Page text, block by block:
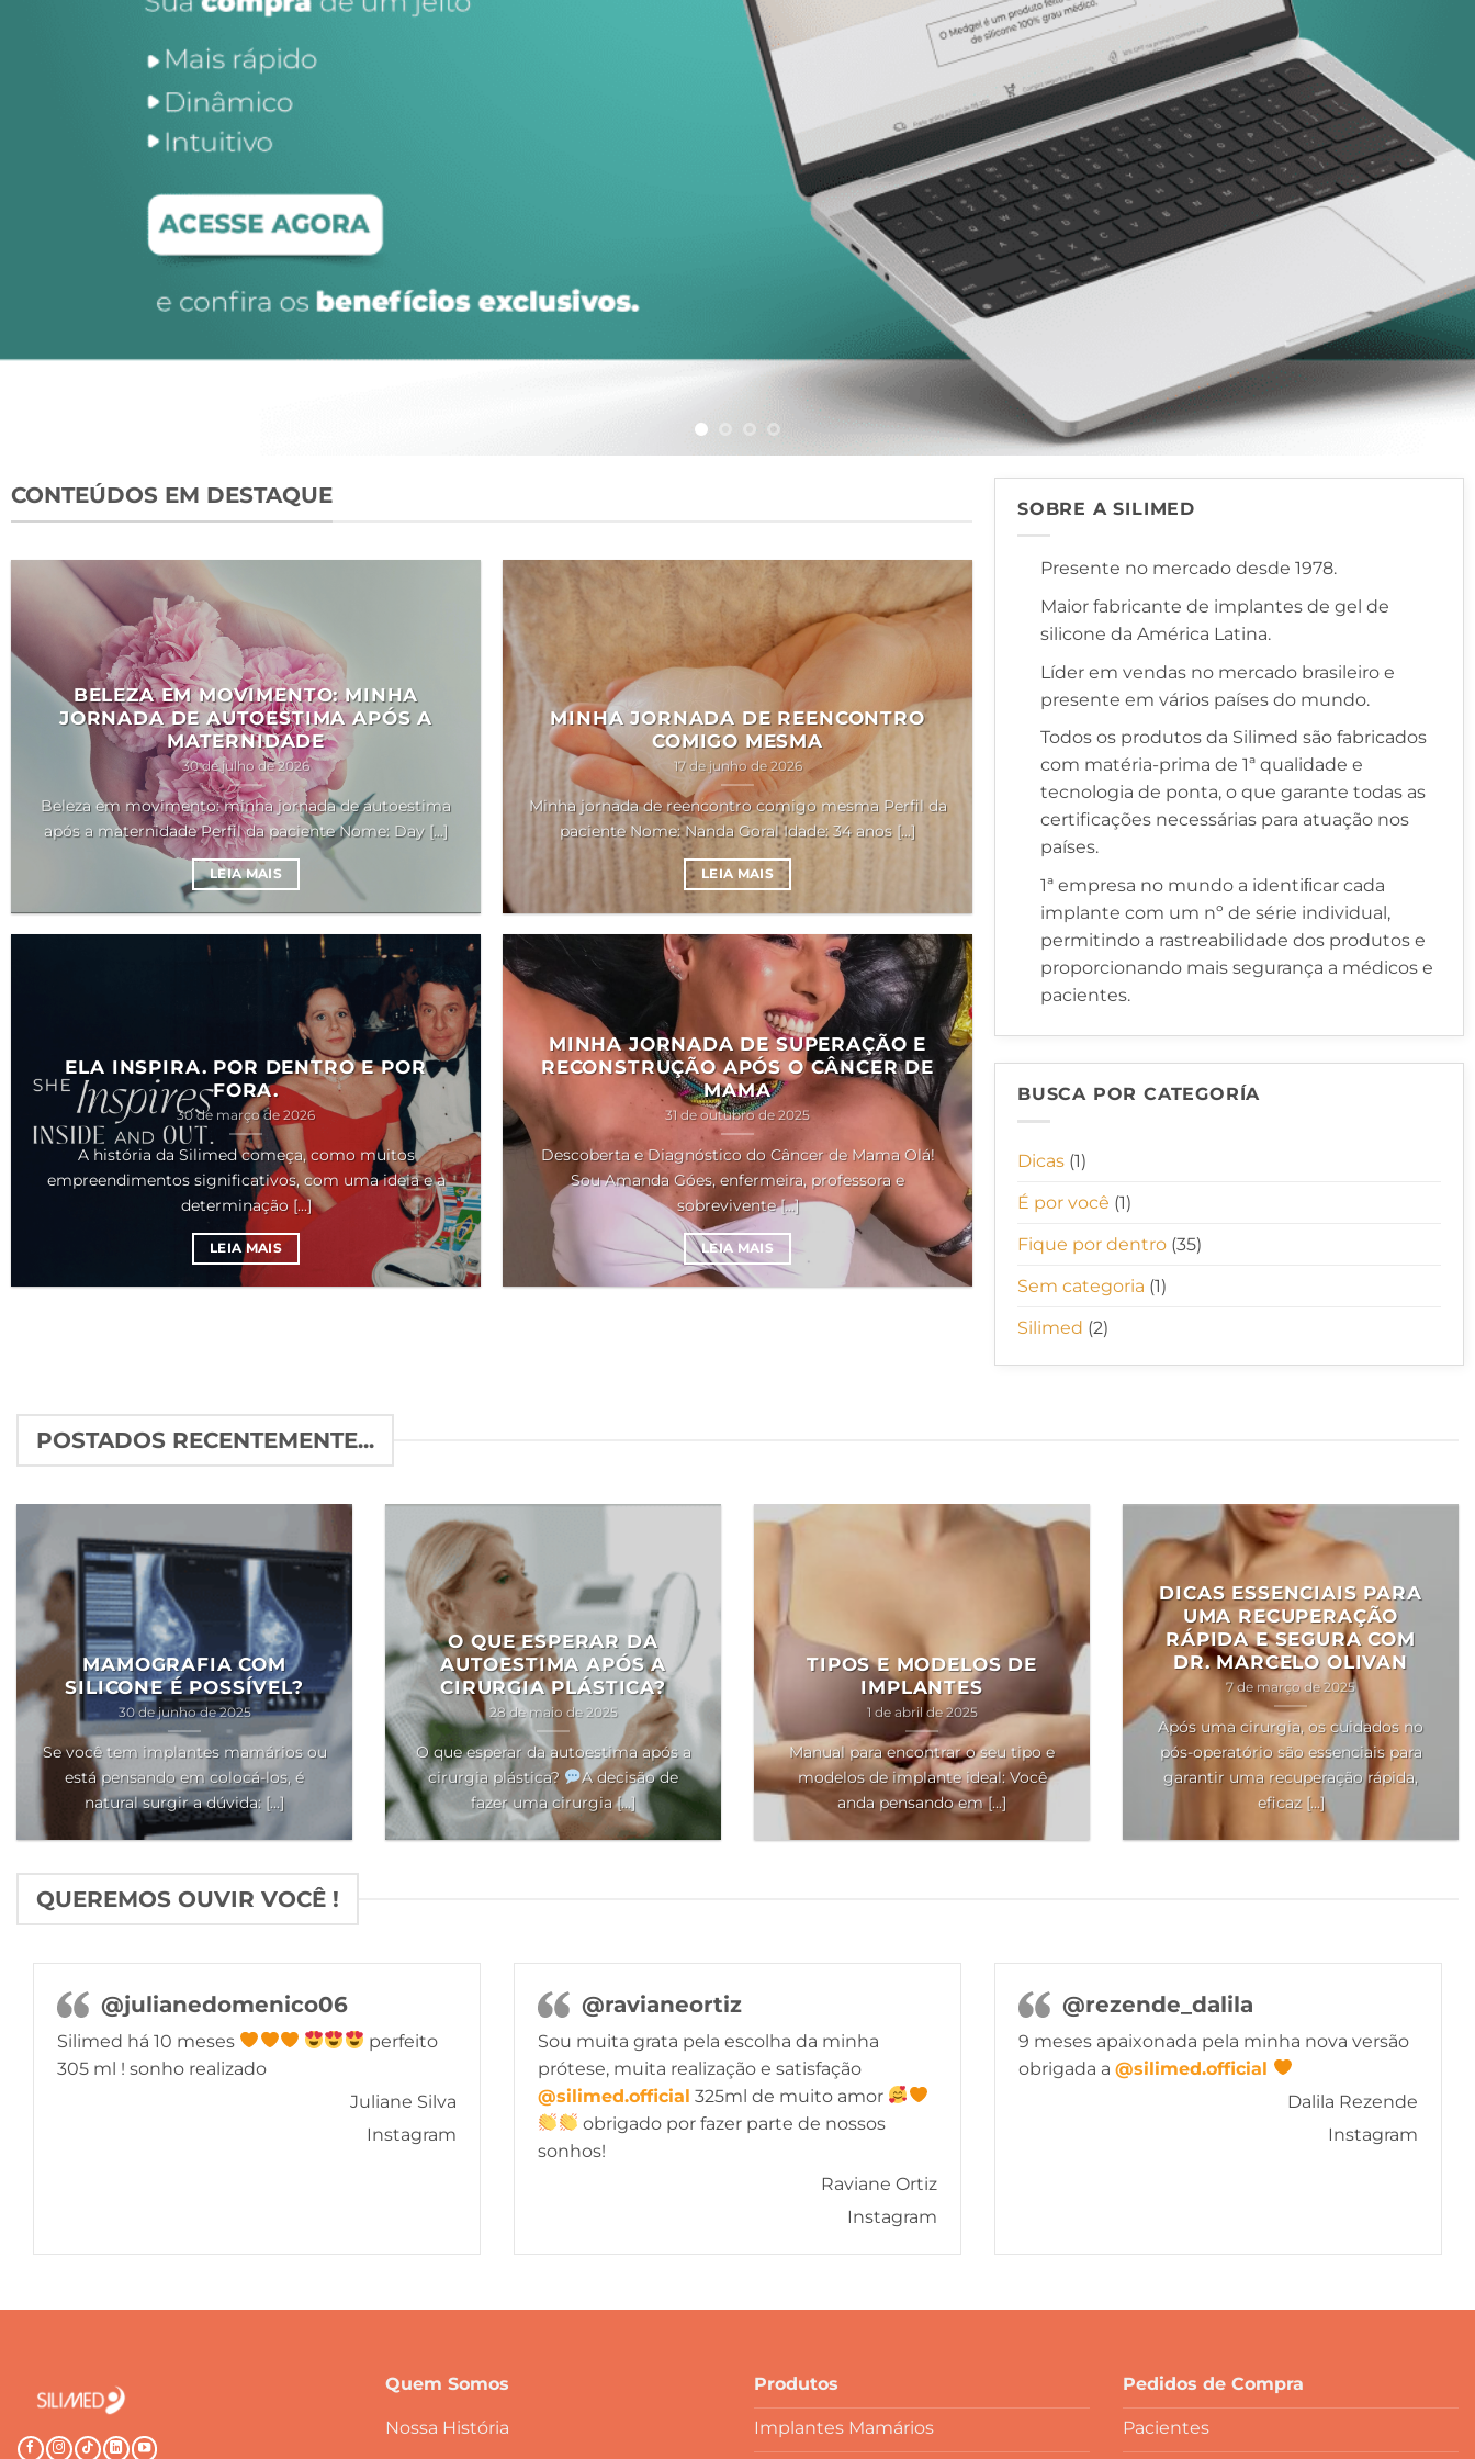
CONTEÚDOS EM DESTAQUE
BELEZA EM MOVIMENTO: MINHA
JORNADA DE AUTOESTIMA APÓS A
MATERNIDADE
30 de julho de 2026
Beleza em movimento: minha jornada de autoestima
após a maternidade Perfil da paciente Nome: Day [...]
LEIA MAIS
MINHA JORNADA DE REENCONTRO
COMIGO MESMA
17 de junho de 2026
Minha jornada de reencontro comigo mesma Perfil da
paciente Nome: Nanda Goral Idade: 34 anos [...]
LEIA MAIS
ELA INSPIRA. POR DENTRO E POR
FORA.
30 de março de 2026
A história da Silimed começa, como muitos
empreendimentos significativos, com uma ideia e a
determinação [...]
LEIA MAIS
MINHA JORNADA DE SUPERAÇÃO E
RECONSTRUÇÃO APÓS O CÂNCER DE
MAMA
31 de outubro de 2025
Descoberta e Diagnóstico do Câncer de Mama Olá!
Sou Amanda Góes, enfermeira, professora e
sobrevivente [...]
LEIA MAIS
SOBRE A SILIMED
Presente no mercado desde 1978.
Maior fabricante de implantes de gel de
silicone da América Latina.
Líder em vendas no mercado brasileiro e
presente em vários países do mundo.
Todos os produtos da Silimed são fabricados
com matéria-prima de 1ª qualidade e
tecnologia de ponta, o que garante todas as
certificações necessárias para atuação nos
países.
1ª empresa no mundo a identiﬁcar cada
implante com um nº de série individual,
permitindo a rastreabilidade dos produtos e
proporcionando mais segurança a médicos e
pacientes.
BUSCA POR CATEGORÍA
Dicas (1)
É por você (1)
Fique por dentro (35)
Sem categoria (1)
Silimed (2)
POSTADOS RECENTEMENTE...
MAMOGRAFIA COM
SILICONE É POSSÍVEL?
30 de junho de 2025
Se você tem implantes mamários ou
está pensando em colocá-los, é
natural surgir a dúvida: [...]
O QUE ESPERAR DA
AUTOESTIMA APÓS A
CIRURGIA PLÁSTICA?
28 de maio de 2025
O que esperar da autoestima após a
cirurgia plástica?
A decisão de
fazer uma cirurgia [...]
TIPOS E MODELOS DE
IMPLANTES
1 de abril de 2025
Manual para encontrar o seu tipo e
modelos de implante ideal: Você
anda pensando em [...]
DICAS ESSENCIAIS PARA
UMA RECUPERAÇÃO
RÁPIDA E SEGURA COM
DR. MARCELO OLIVAN
7 de março de 2025
Após uma cirurgia, os cuidados no
pós-operatório são essenciais para
garantir uma recuperação rápida,
eficaz [...]
QUEREMOS OUVIR VOCÊ !
@julianedomenico06
Silimed há 10 meses
perfeito
305 ml ! sonho realizado
Juliane Silva
Instagram
@ravianeortiz
Sou muita grata pela escolha da minha
prótese, muita realização e satisfação
@silimed.official 325ml de muito amor
obrigado por fazer parte de nossos
sonhos!
Raviane Ortiz
Instagram
@rezende_dalila
9 meses apaixonada pela minha nova versão
obrigada a@silimed.official
Dalila Rezende
Instagram
Quem Somos
Nossa História
Produtos
Implantes Mamários
Pedidos de Compra
Pacientes